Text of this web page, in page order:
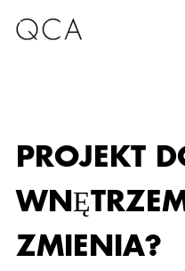
PROJEKT
ZMIENIA?